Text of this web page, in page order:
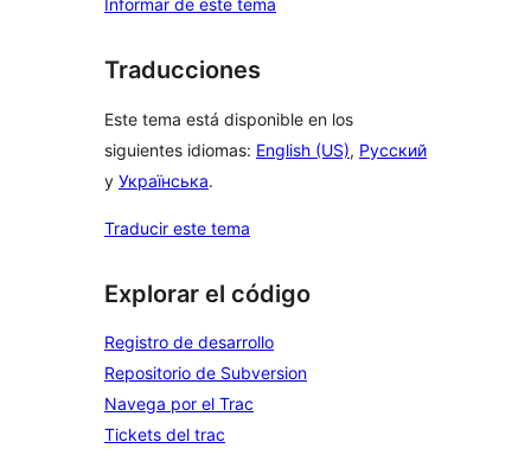
Informar de este tema
Traducciones
Este tema está disponible en los
siguientes idiomas: English (US), Русский
y Українська.
Traducir este tema
Explorar el código
Registro de desarrollo
Repositorio de Subversion
Navega por el Trac
Tickets del trac